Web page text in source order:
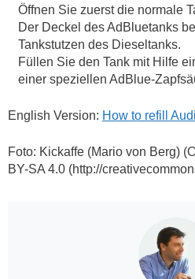
Öffnen Sie zuerst die normale
Der Deckel des AdBluetanks
Tankstutzen des Dieseltanks.
Füllen Sie den Tank mit Hilfe
einer speziellen AdBlue-
English Version: How to refill
Foto: Kickaffe (Mario von Berg)
BY-SA 4.0 (http://